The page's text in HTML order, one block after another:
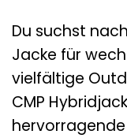
Du suchst
Jacke für
vielfältige
CMP